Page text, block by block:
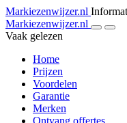
Markiezenwijzer.nl
Markiezenwijzer.nl
Vaak gelezen
Home
Prijzen
Voordelen
Garantie
Merken
Ontvang offertes